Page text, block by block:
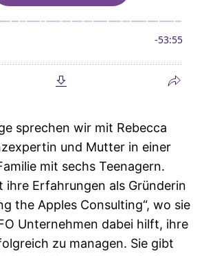
sprechen wir mit Rebecca
und Mutter in einer
mit sechs Teenagern.
ihre Erfahrungen als Gründerin
the Apples Consulting“, wo sie
Unternehmen dabei hilft, ihre
zu managen. Sie gibt